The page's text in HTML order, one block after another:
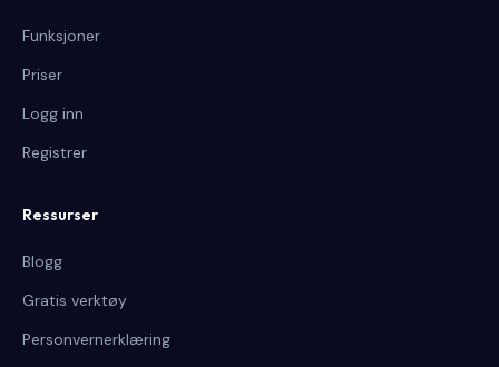
Funksjoner
Priser
Logg inn
Registrer
Ressurser
Blogg
Gratis verktøy
Personvernerklæring